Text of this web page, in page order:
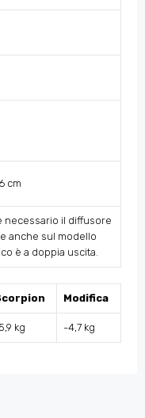
cm
necessario il diffusore
anche sul modello
è a doppia uscita.
Modifica
kg -4,7 kg